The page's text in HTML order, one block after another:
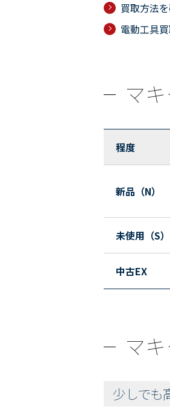
買取方法
電動工具
マ
程度
新品（N）
未使用（S）
中古EX
マ
少しでも